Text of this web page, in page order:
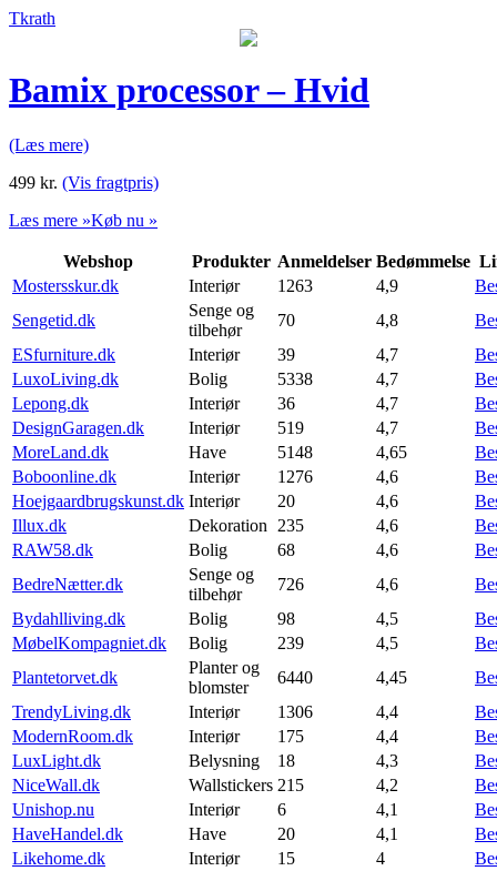
Tkrath
Bamix processor – Hvid
(Læs mere)
499 kr. (Vis fragtpris)
Læs mere »Køb nu »
Webshop Produkter Anmeldelser Bedømmelse
Mostersskur.dk
Interiør 1263 4,9
Sengetid.dk
Senge og
tilbehør
70 4,8
ESfurniture.dk
Interiør 39 4,7
LuxoLiving.dk
Bolig 5338 4,7
Lepong.dk
Interiør 36 4,7
DesignGaragen.dk
Interiør 519 4,7
MoreLand.dk
Have 5148 4,65
Boboonline.dk
Interiør 1276 4,6
Hoejgaardbrugskunst.dk Interiør 20 4,6
Illux.dk
Dekoration 235 4,6
RAW58.dk
Bolig 68 4,6
BedreNætter.dk
Senge og
tilbehør
726 4,6
Bydahlliving.dk
Bolig 98 4,5
MøbelKompagniet.dk
Bolig 239 4,5
Plantetorvet.dk
Planter og
blomster
6440 4,45
TrendyLiving.dk
Interiør 1306 4,4
ModernRoom.dk
Interiør 175 4,4
LuxLight.dk
Belysning 18 4,3
NiceWall.dk
Wallstickers 215 4,2
Unishop.nu
Interiør 6 4,1
HaveHandel.dk
Have 20 4,1
Likehome.dk
Interiør 15 4